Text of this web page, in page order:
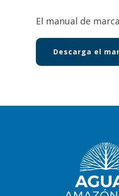
El manual de
Descarga el